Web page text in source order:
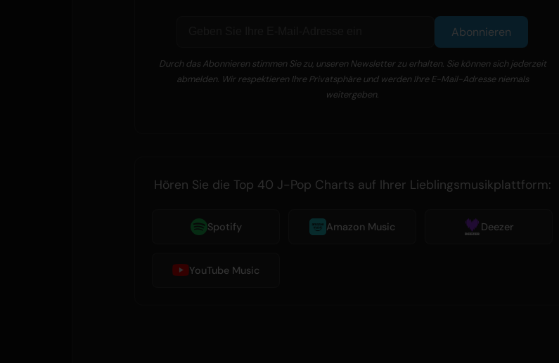
Abonnieren
Durch das Abonnieren stimmen Sie zu, unseren Newsletter zu erhalten. Sie können sich jederzeit
abmelden. Wir respektieren Ihre Privatsphäre und werden Ihre E-Mail-Adresse niemals
weitergeben.
Hören Sie die Top 40 J-Pop Charts auf Ihrer Lieblingsmusikplattform:
Spotify Amazon Music Deezer
YouTube Music